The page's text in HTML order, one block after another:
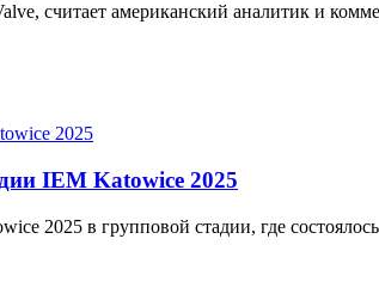
считает американский аналитик и
IEM Katowice 2025
2025 в групповой стадии, где